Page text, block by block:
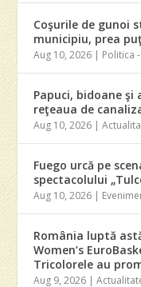
Coşurile de gunoi
municipiu, prea
Aug 10, 2026 | Politica
Papuci, bidoane
reţeaua de
Aug 10, 2026 |
Fuego urcă pe
spectacolului
Aug 10, 2026 |
România luptă
Women’s
Tricolorele au
Aug 9, 2026 |